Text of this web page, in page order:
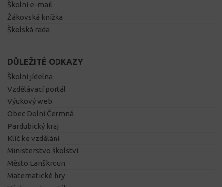
Školní e-mail
Žákovská knížka
Školská rada
DŮLEŽITÉ ODKAZY
Školní jídelna
Vzdělávací portál
Výukový web
Obec Dolní Čermná
Pardubický kraj
Klíč ke vzdělání
Ministerstvo školství
Město Lanškroun
Matematické hry